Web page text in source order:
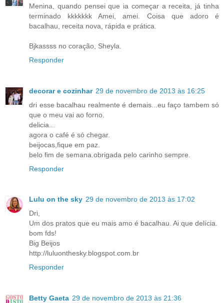
Menina, quando pensei que ia começar a receita, já tinha
terminado kkkkkkk Amei, amei. Coisa que adoro é
bacalhau, receita nova, rápida e prática.
Bjkassss no coração, Sheyla.
Responder
decorar e cozinhar 29 de novembro de 2013 às 16:25
dri esse bacalhau realmente é demais...eu faço tambem só
que o meu vai ao forno.
delicia...
agora o café é só chegar.
beijocas,fique em paz.
belo fim de semana.obrigada pelo carinho sempre.
Responder
Lulu on the sky 29 de novembro de 2013 às 17:02
Dri,
Um dos pratos que eu mais amo é bacalhau. Ai que delícia.
bom fds!
Big Beijos
http://luluonthesky.blogspot.com.br
Responder
Betty Gaeta 29 de novembro de 2013 às 21:36